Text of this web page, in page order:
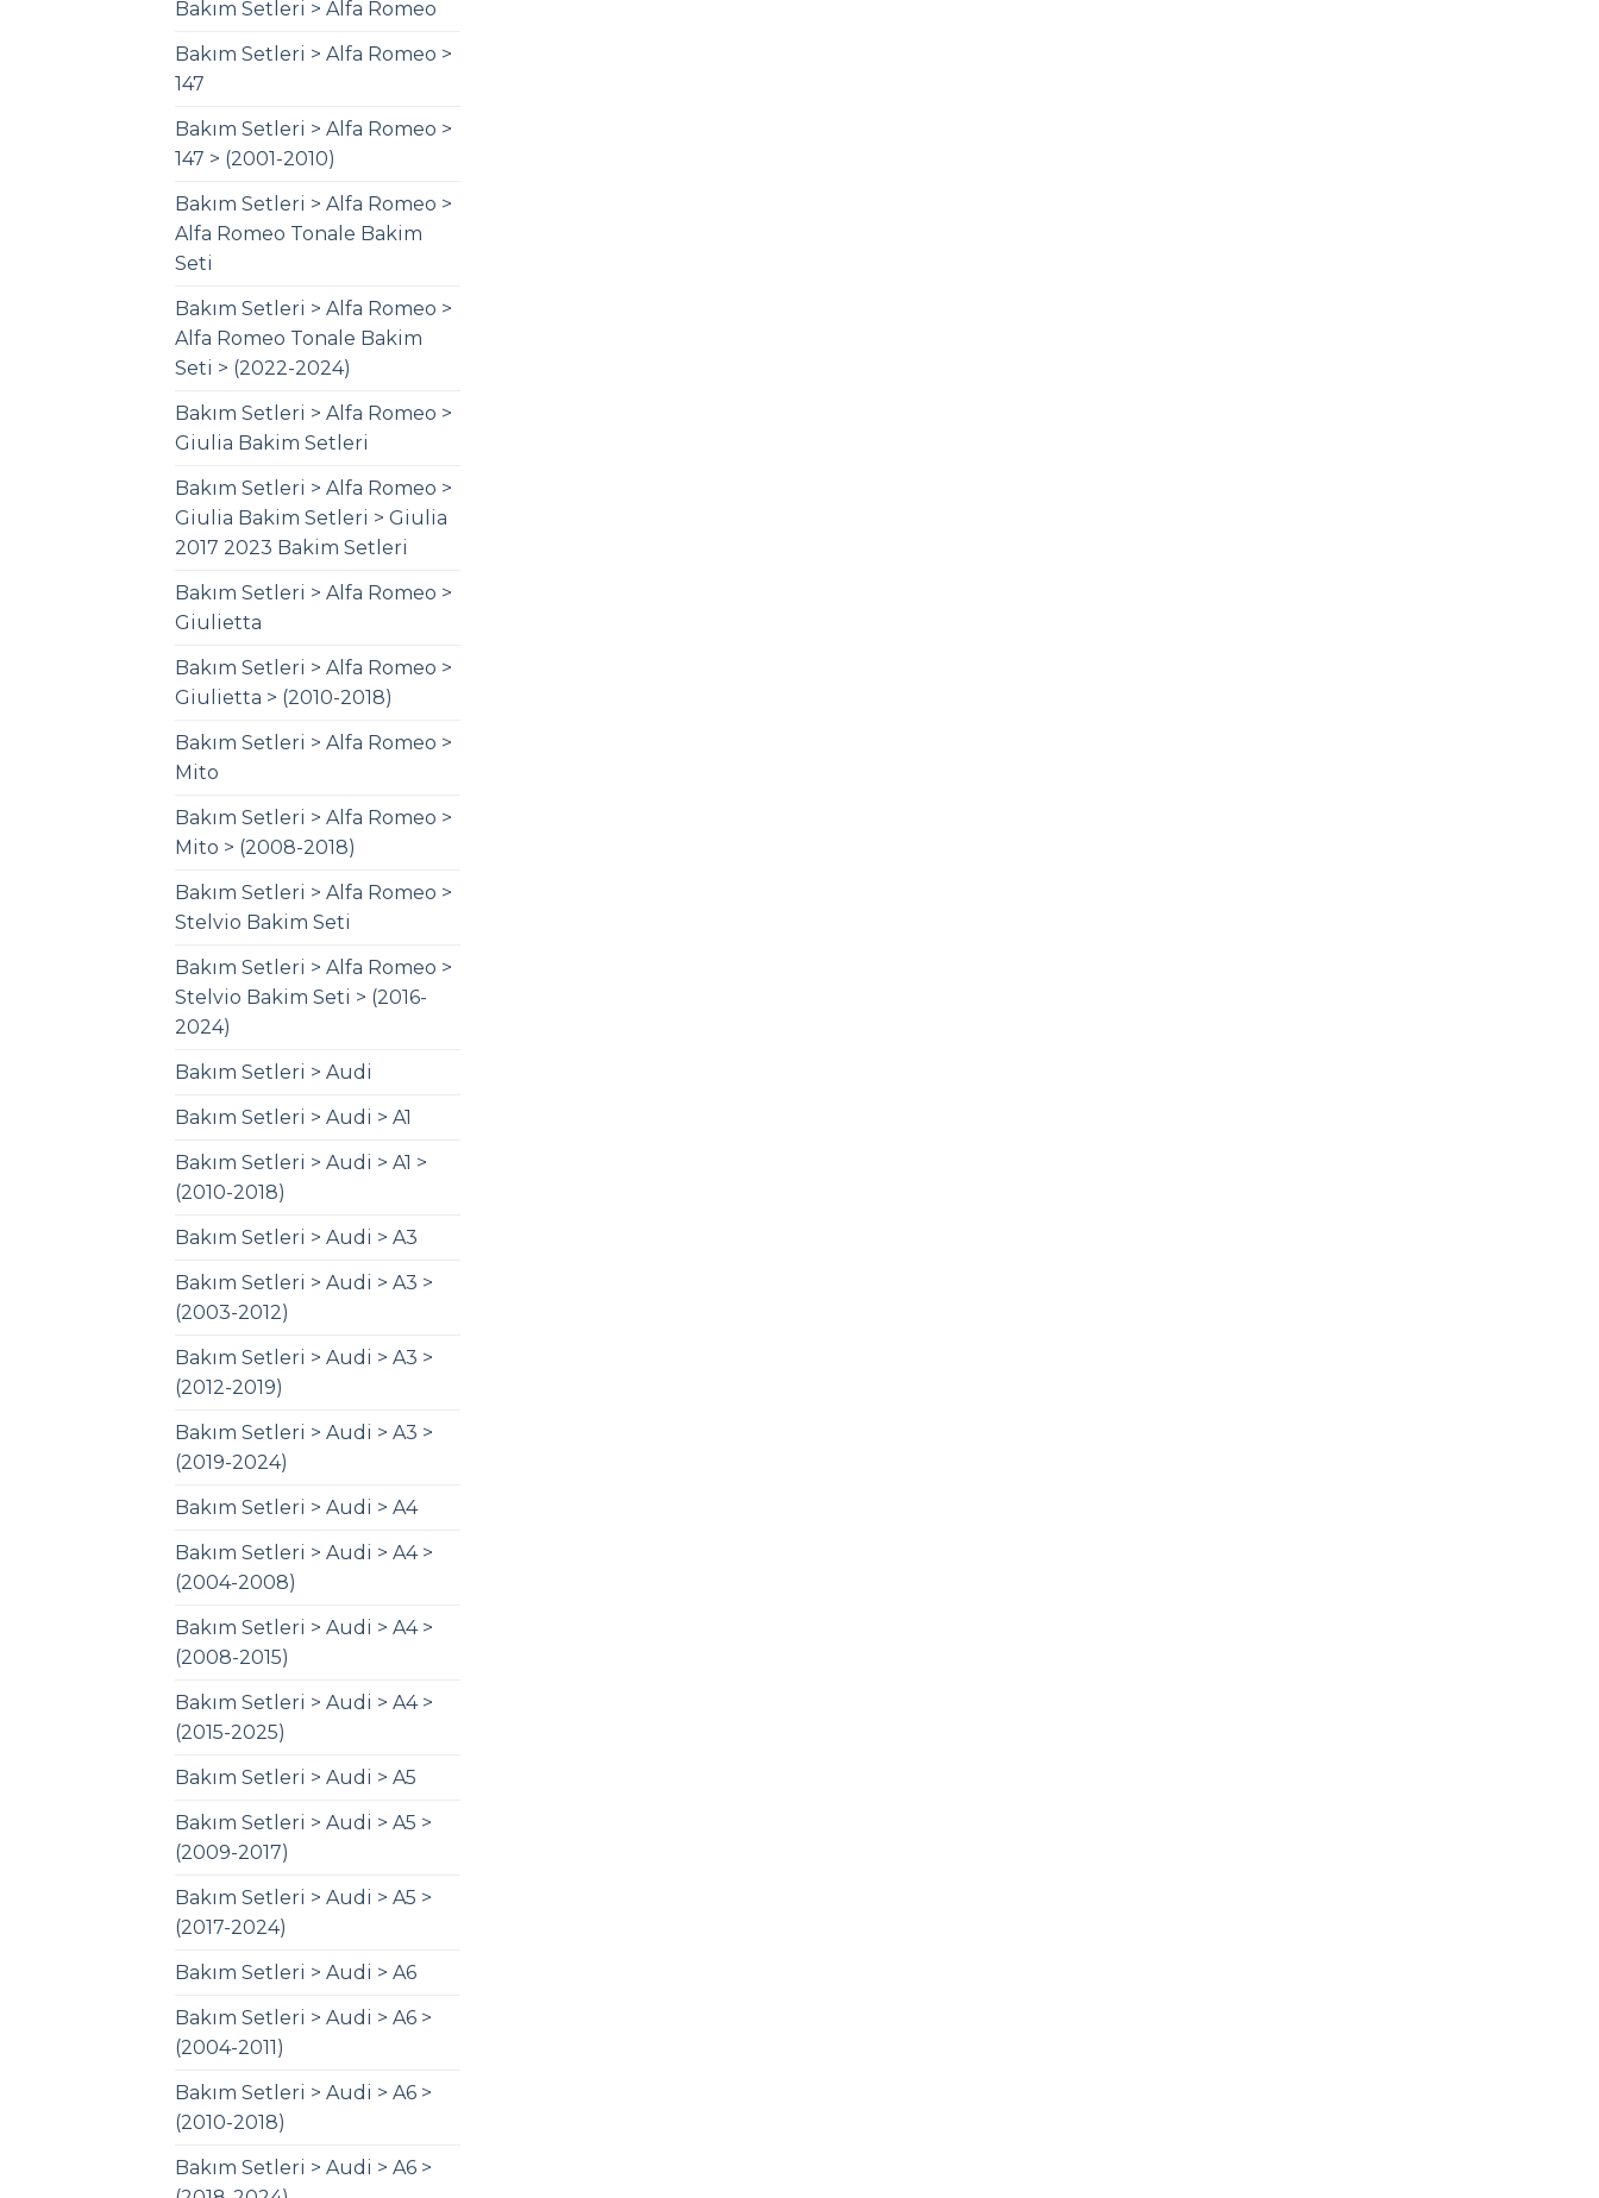
Bakım Setleri > Alfa Romeo
Bakım Setleri > Alfa Romeo >
147
Bakım Setleri > Alfa Romeo >
147 > (2001-2010)
Bakım Setleri > Alfa Romeo >
Alfa Romeo Tonale Bakim
Seti
Bakım Setleri > Alfa Romeo >
Alfa Romeo Tonale Bakim
Seti > (2022-2024)
Bakım Setleri > Alfa Romeo >
Giulia Bakim Setleri
Bakım Setleri > Alfa Romeo >
Giulia Bakim Setleri > Giulia
2017 2023 Bakim Setleri
Bakım Setleri > Alfa Romeo >
Giulietta
Bakım Setleri > Alfa Romeo >
Giulietta > (2010-2018)
Bakım Setleri > Alfa Romeo >
Mito
Bakım Setleri > Alfa Romeo >
Mito > (2008-2018)
Bakım Setleri > Alfa Romeo >
Stelvio Bakim Seti
Bakım Setleri > Alfa Romeo >
Stelvio Bakim Seti > (2016-
2024)
Bakım Setleri > Audi
Bakım Setleri > Audi > A1
Bakım Setleri > Audi > A1 >
(2010-2018)
Bakım Setleri > Audi > A3
Bakım Setleri > Audi > A3 >
(2003-2012)
Bakım Setleri > Audi > A3 >
(2012-2019)
Bakım Setleri > Audi > A3 >
(2019-2024)
Bakım Setleri > Audi > A4
Bakım Setleri > Audi > A4 >
(2004-2008)
Bakım Setleri > Audi > A4 >
(2008-2015)
Bakım Setleri > Audi > A4 >
(2015-2025)
Bakım Setleri > Audi > A5
Bakım Setleri > Audi > A5 >
(2009-2017)
Bakım Setleri > Audi > A5 >
(2017-2024)
Bakım Setleri > Audi > A6
Bakım Setleri > Audi > A6 >
(2004-2011)
Bakım Setleri > Audi > A6 >
(2010-2018)
Bakım Setleri > Audi > A6 >